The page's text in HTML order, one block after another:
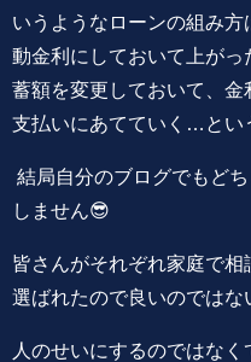
いうようなローンの組み
動金利にしておいて上が
蓄額を変更しておいて、
支払いにあてていく…とい
結局自分のブログでもど
しません😎
皆さんがそれぞれ家庭で
選ばれたので良いのではな
人のせいにするのではなく